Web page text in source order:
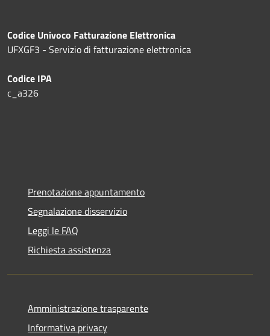
Codice Univoco Fatturazione Elettronica
UFXGF3 - Servizio di fatturazione elettronica
Codice IPA
c_a326
Prenotazione appuntamento
Segnalazione disservizio
Leggi le FAQ
Richiesta assistenza
Amministrazione trasparente
Informativa privacy